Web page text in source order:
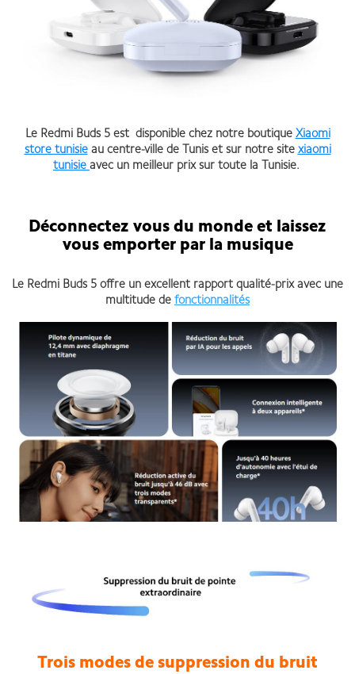
Le Redmi Buds 5 est disponible chez notre boutique Xiaomi
store tunisieau centre-ville de Tunis et sur notre site xiaomi
tunisie avec un meilleur prix sur toute la Tunisie.
Déconnectez vous du monde et laissez
vous emporter par la musique
Le Redmi Buds 5 offre un excellent rapport qualité-prix avec une
multitude de fonctionnalités
Trois modes de suppression du bruit